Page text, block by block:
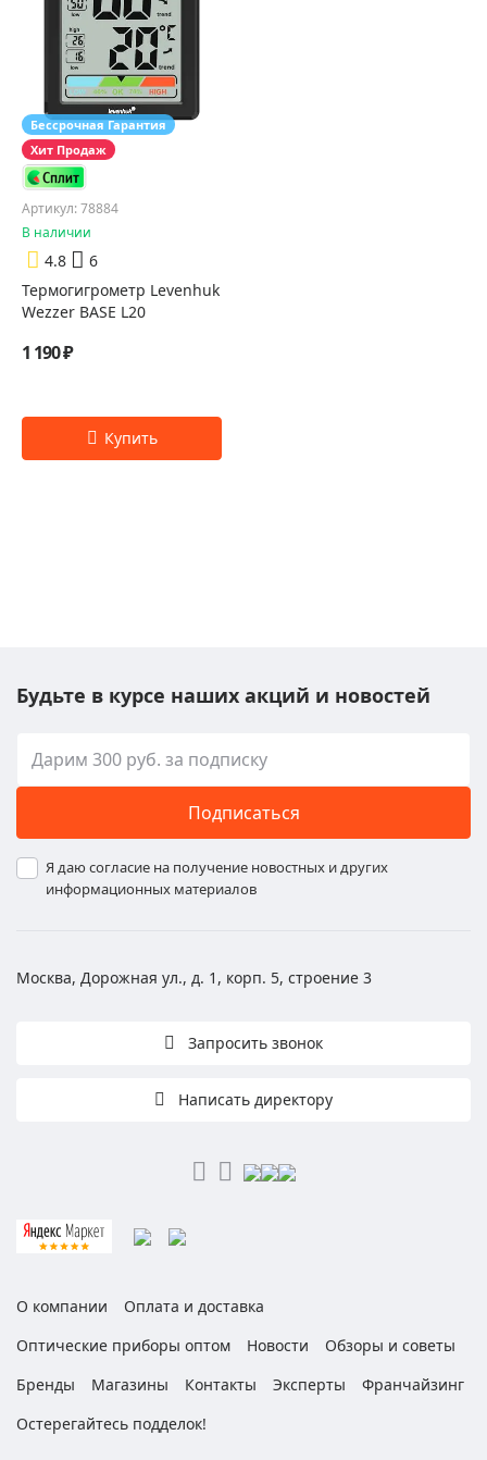
Бессрочная Гарантия
Хит Продаж
Артикул: 78884
В наличии
4.8
6
Термогигрометр Levenhuk
Wezzer BASE L20
1 190 ₽
Будьте в курсе наших акций и новостей
Подписаться
Я даю согласие на получение новостных и других
информационных материалов
Москва, Дорожная ул., д. 1, корп. 5, строение 3
Запросить звонок
Написать директору
О компании
Оплата и доставка
Оптические приборы оптом
Новости
Обзоры и советы
Бренды
Магазины Контакты Эксперты
Франчайзинг
Остерегайтесь подделок!